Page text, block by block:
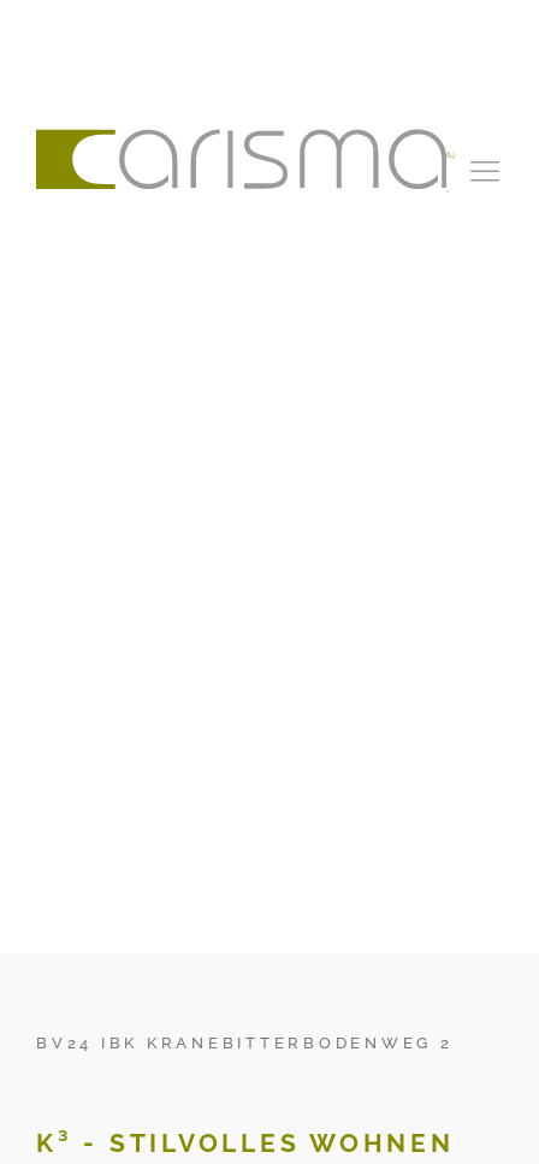
BV24 IBK KRANEBITTERBODENWEG 2
K³ - STILVOLLES WOHNEN